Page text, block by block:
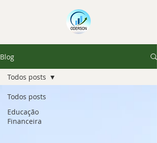
Blog
Todos posts
Educação
Financeira
Todos posts